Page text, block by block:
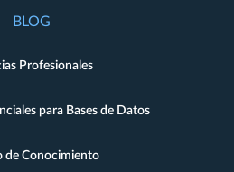
BLOG
Profesionales
para Bases de Datos
de Conocimiento